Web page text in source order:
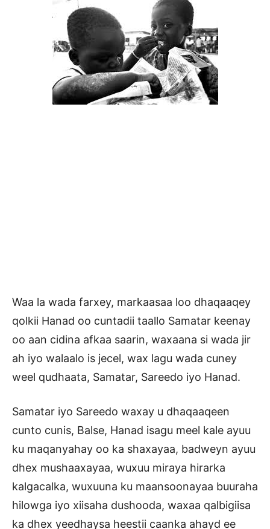
Waa la wada farxey, markaasaa loo dhaqaaqey
qolkii Hanad oo cuntadii taallo Samatar keenay
oo aan cidina afkaa saarin, waxaana si wada jir
ah iyo walaalo is jecel, wax lagu wada cuney
weel qudhaata, Samatar, Sareedo iyo Hanad.
Samatar iyo Sareedo waxay u dhaqaaqeen
cunto cunis, Balse, Hanad isagu meel kale ayuu
ku maqanyahay oo ka shaxayaa, badweyn ayuu
dhex mushaaxayaa, wuxuu miraya hirarka
kalgacalka, wuxuuna ku maansoonayaa buuraha
hilowga iyo xiisaha dushooda, waxaa qalbigiisa
ka dhex yeedhaysa heestii caanka ahayd ee